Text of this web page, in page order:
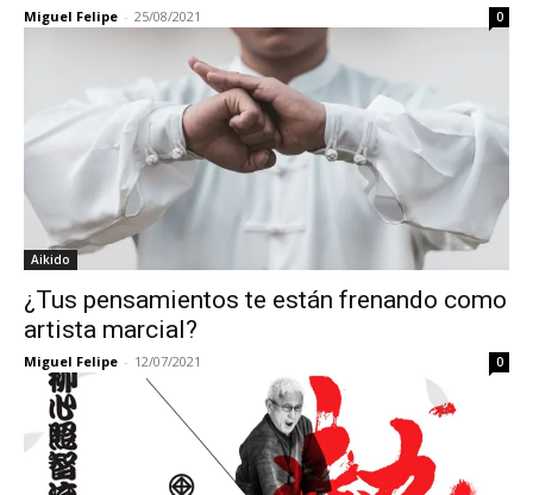
Miguel Felipe - 25/08/2021 0
Aikido
¿Tus pensamientos te están frenando como
artista marcial?
Miguel Felipe - 12/07/2021 0